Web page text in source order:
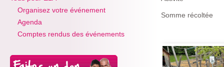
Organisez votre événement
Agenda
Comptes rendus des événements
Somme récoltée